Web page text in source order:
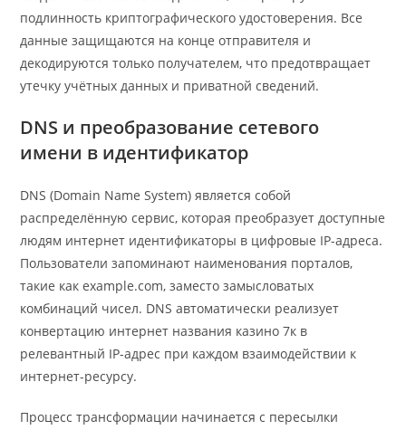
подлинность криптографического удостоверения. Все
данные защищаются на конце отправителя и
декодируются только получателем, что предотвращает
утечку учётных данных и приватной сведений.
DNS и преобразование сетевого
имени в идентификатор
DNS (Domain Name System) является собой
распределённую сервис, которая преобразует доступные
людям интернет идентификаторы в цифровые IP-адреса.
Пользователи запоминают наименования порталов,
такие как example.com, заместо замысловатых
комбинаций чисел. DNS автоматически реализует
конвертацию интернет названия казино 7к в
релевантный IP-адрес при каждом взаимодействии к
интернет-ресурсу.
Процесс трансформации начинается с пересылки